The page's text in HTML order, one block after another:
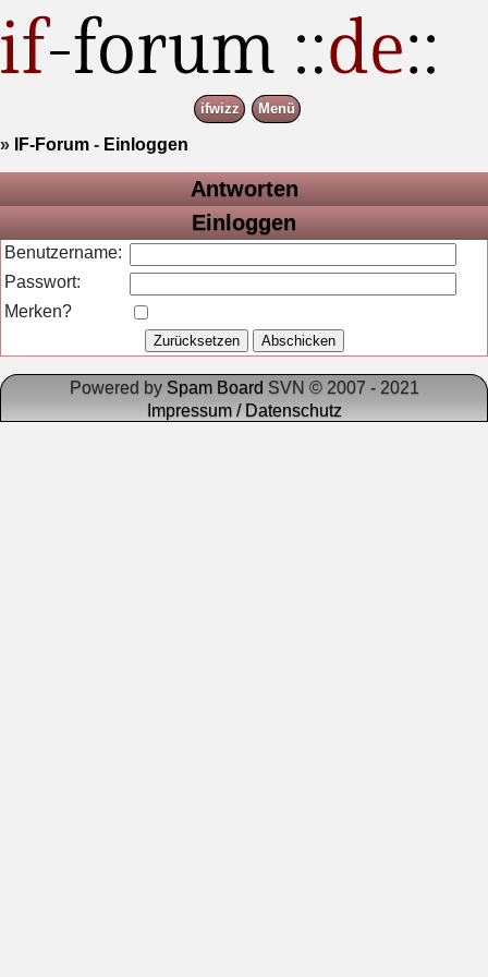
ifwizz Menü
» IF-Forum - Einloggen
Antworten
Einloggen
Benutzername:
Passwort:
Merken?
Powered by Spam Board SVN © 2007 - 2021
Impressum / Datenschutz